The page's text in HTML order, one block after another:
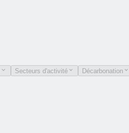
Secteurs d'activité Décarbonation